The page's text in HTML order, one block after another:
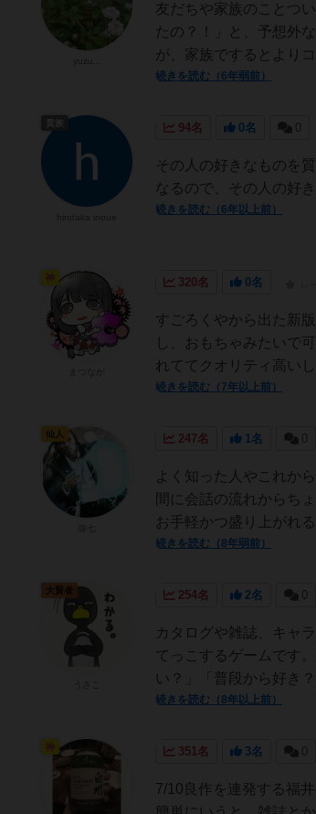
友だちや家族のことつ
たの？！」と、予想外
が、家族でするとより
続きを読む（6年弱前）
94名 0名 0
その人の好きなものを
なるので、その人の好
続きを読む（6年以上前）
320名 0名
すごろくやから出た新
し、おもちゃみたいで
れててクオリティ高い
続きを読む（7年以上前）
247名 1名 0
よく知った人やこれか
間に会話の流れからち
お手軽かつ盛り上がれ
続きを読む（8年弱前）
仙人
254名 2名 0
カタログや雑誌、キャ
てっこするゲームです
い？」「普段から好き
続きを読む（8年以上前）
大賢者
351名 3名 0
7/10良作を連発する福